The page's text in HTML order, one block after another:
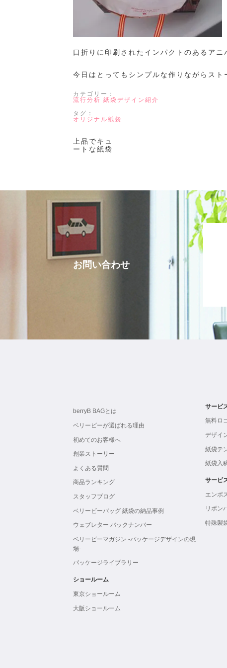
口折りに印刷されたインパクトのあるア
今日はとってもシンプルな作りながらスト
カテゴリー：
流行分析 紙袋デザイン紹介
タグ：
オリジナル紙袋
上品でキュ
ートな紙袋
お問い合わせ
berryB BAGとは
ベリービーが選ばれる理由
初めてのお客様へ
創業ストーリー
よくある質問
商品ランキング
スタッフブログ
ベリービーバッグ 紙袋の納品事例
ウェブレター バックナンバー
ベリービーマガジン -パッケージデザインの現
場-
パッケージライブラリー
ショールーム
東京ショールーム
大阪ショールーム
サービ
無料ロ
デザイ
紙袋テ
紙袋入
サービ
エンボ
リボン
特殊製